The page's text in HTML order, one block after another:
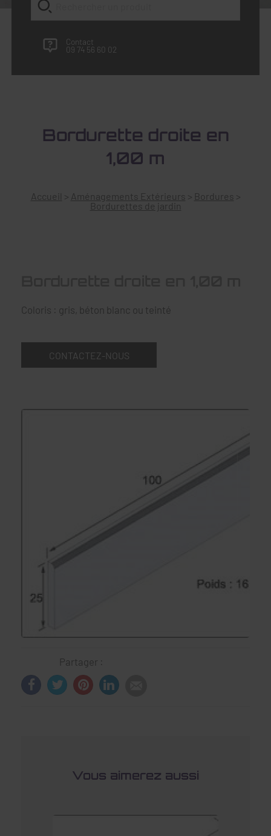
Contact
09 74 56 60 02
Bordurette droite en
1,00 m
Accueil > Aménagements Extérieurs > Bordures >
Bordurettes de jardin
Coloris : gris, béton blanc ou teinté
CONTACTEZ-NOUS
Partager :
Vous aimerez aussi